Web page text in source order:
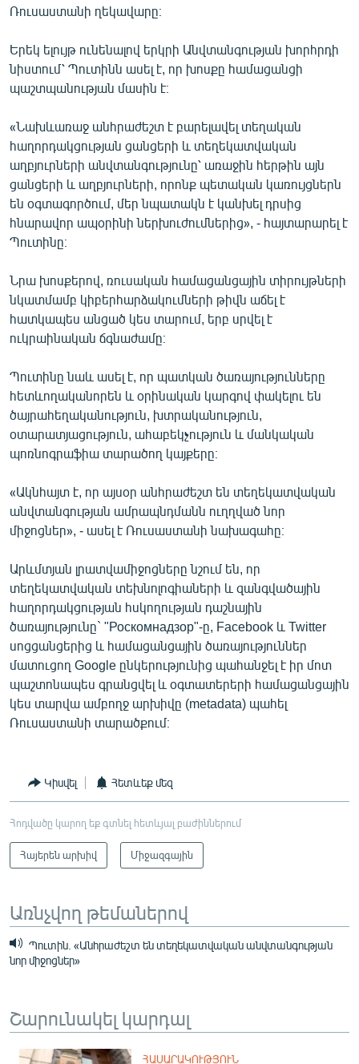
ՀԵՏԵՎԵՔ ՄԵԶ
«Ազատության» բոլոր կայքերը
Ռուսաստանի ղեկավարը։
Երեկ ելույթ ունենալով երկրի Անվտանգության խորհրդի
նիստում՝ Պուտինն ասել է, որ խոսքը համացանցի
պաշտպանության մասին է։
«Նախևառաջ անհրաժեշտ է բարելավել տեղական
հաղորդակցության ցանցերի և տեղեկատվական
աղբյուրների անվտանգությունը՝ առաջին հերթին այն
ցանցերի և աղբյուրների, որոնք պետական կառույցներն
են օգտագործում, մեր նպատակն է կանխել դրսից
հնարավոր ապօրինի ներխուժումներից», - հայտարարել է
Պուտինը։
Նրա խոսքերով, ռուսական համացանցային տիրույթների
նկատմամբ կիբերհարձակումների թիվն աճել է
հատկապես անցած կես տարում, երբ սրվել է
ուկրաինական ճգնաժամը։
Պուտինը նաև ասել է, որ պատկան ծառայությունները
հետևողականորեն և օրինական կարգով փակելու են
ծայրահեղականություն, խտրականություն,
օտարատյացություն, ահաբեկչություն և մանկական
պոռնոգրաֆիա տարածող կայքերը։
«Ակնհայտ է, որ այսօր անհրաժեշտ են տեղեկատվական
անվտանգության ամրապնդմանն ուղղված նոր
միջոցներ», - ասել է Ռուսաստանի նախագահը։
Արևմտյան լրատվամիջոցները նշում են, որ
տեղեկատվական տեխնոլոգիաների և զանգվածային
հաղորդակցության հսկողության դաշնային
ծառայությունը` "Роскомнадзор"-ը, Facebook և Twitter
սոցցանցերից և համացանցային ծառայություններ
մատուցող Google ընկերությունից պահանջել է իր մոտ
պաշտոնապես գրանցվել և օգտատերերի համացանցային
կես տարվա ամբողջ արխիվը (metadata) պահել
Ռուսաստանի տարածքում։
Կիսվել Հետևեք մեզ
Հոդվածը կարող եք գտնել հետևյալ բաժիններում
Հայերեն արխիվ Միջազգային
Առնչվող թեմաներով
Պուտին. «Անհրաժեշտ են տեղեկատվական անվտանգության
նոր միջոցներ»
Շարունակել կարդալ
ՀԱՍԱՐԱԿՈՒԹՅՈՒՆ